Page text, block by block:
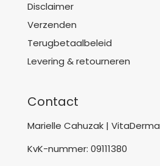
Disclaimer
Verzenden
Terugbetaalbeleid
Levering & retourneren
Contact
Marielle Cahuzak | VitaDerma
KvK-nummer: 09111380